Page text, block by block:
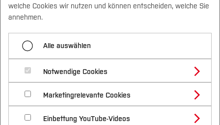
Campus Personen DE|EN Quicklinks
Studium
Studienangebote
Bachelorstudiengänge
Masterstudiengänge
Vor dem Studium
Bewerben & Einschreiben
Bewerbungsportal
Im Studium
Studienbüros und Prüfungen
Nach dem Studium
Forschung & Transfer
Profil
Forschungs- und Transferprofil
Schwerpunkte (FuT)
Beratung & Förderung
Nachhaltigkeit
Nachhaltigkeit studieren
International
Menü aufklappen
Erasmus+ Kurzaufenthalte
PROMOS
BO Auslandsstipendium
Studium und Praktikum im
außereuropäischen
Ausland
welche Cookies wir nutzen und können entscheiden, welche Sie
annehmen.
Alle auswählen
Notwendige Cookies
Marketingrelevante Cookies
Einbettung YouTube-Videos